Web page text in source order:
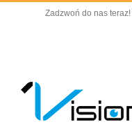
Zadzwoń do nas teraz!